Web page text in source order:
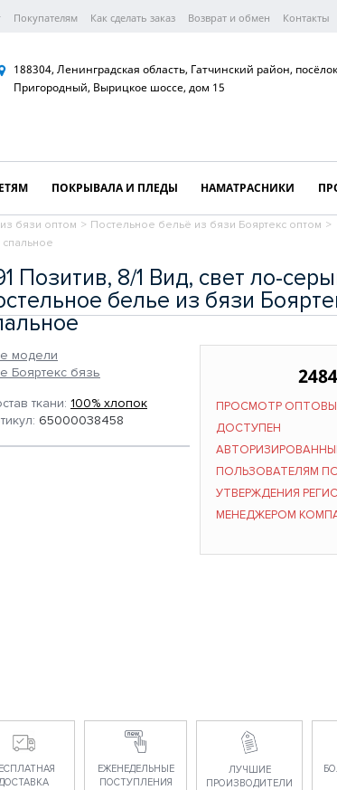
Покупателям Как сделать заказ Возврат и обмен Контакты
188304, Ленинградская область, Гатчинский район, посёлок
Пригородный, Вырицкое шоссе, дом 15
ПОКРЫВАЛА И ПЛЕДЫ НАМАТРАСНИКИ
бязи оптом > Постельное бельё из бязи Бояртекс оптом >
Позитив, 8/1 Вид, свет ло-
белье из бязи
модели
Бояртекс бязь
ткани: 100% хлопок
65000038458
ПРОСМОТР
ДОСТУПЕН
ПОЛЬЗОВАТЕЛЯМ
УТВЕРЖДЕНИЯ
МЕНЕДЖЕРОМ
ЕЖЕНЕДЕЛЬНЫЕ
ПОСТУПЛЕНИЯ
ЛУЧШИЕ
ПРОИЗВОДИТЕЛИ